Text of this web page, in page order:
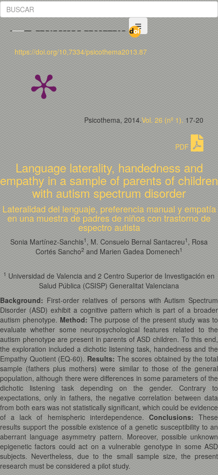
https://doi.org/10,7334/psicothema2013.87
Psicothema, 2014.Vol. 26 (nº 1). 17-20
PDF
Language laterality, handedness and
empathy in a sample of parents of children
with autism spectrum disorder
Lateralidad del lenguaje, preferencia manual y empatía
en una muestra de padres de niños con trastorno de
espectro autista
Sonia Martínez-Sanchis1 , M. Consuelo Bernal Santacreu1 , Rosa
Cortés Sancho2 and Marien Gadea Domenech1
1 Universidad de Valencia and 2 Centro Superior de Investigación en
Salud Pública (CSISP) Generalitat Valenciana
Background: First-order relatives of persons with Autism Spectrum
Disorder (ASD) exhibit a cognitive pattern which is part of a broader
autism phenotype. Method: The purpose of the present study was to
evaluate whether some neuropsychological features related to the
autism phenotype are present in parents of ASD children. To this end,
the exploration included a dichotic listening task, handedness and the
Empathy Quotient (EQ-60). Results: The scores obtained by the total
sample (fathers plus mothers) were similar to those of the general
population, although there were differences in some parameters of the
dichotic listening task depending on the gender. Contrary to
expectations, only in fathers, the negative correlation between data
from both ears was not statistically significant, which could be evidence
of a lack of hemispheric interdependence. Conclusions:These
results support the possible existence of a genetic susceptibility to an
aberrant language asymmetry pattern. Moreover, possible unknown
epigenetic factors could act on a vulnerable genotype in some ASD
subjects. Nevertheless, due to the small sample size, the present
research must be considered a pilot study.